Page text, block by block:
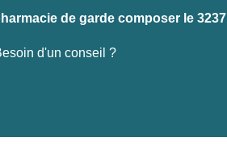
de garde composer le 3237
d'un conseil ?